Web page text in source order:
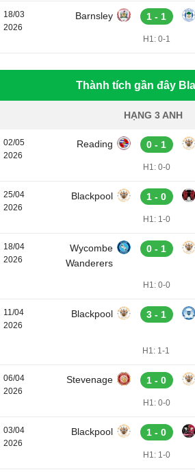
18/03
2026
Barnsley 1 - 1
H1: 0-1
Thành tích gần đây
HẠNG 3 ANH
02/05
2026
Reading 0 - 1
H1: 0-0
25/04
2026
Blackpool 1 - 0
H1: 1-0
18/04
2026
Wycombe
Wanderers
0 - 1
H1: 0-0
11/04
2026
Blackpool 3 - 1
H1: 1-1
06/04
2026
Stevenage 1 - 0
H1: 0-0
03/04
2026
Blackpool 1 - 0
H1: 1-0